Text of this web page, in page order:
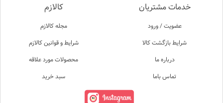
خدمات مشتریان
عضویت / ورود
شرایط بازگشت کالا
درباره ما
تماس باما
کالازم
مجله کالازم
شرایط و قوانین کالازم
محصولات مورد علاقه
سبد خرید